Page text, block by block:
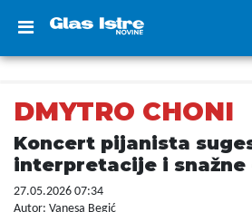
DMYTRO CHONI
Koncert pijanista
interpretacije i snažne
27.05.2026 07:34
Autor: Vanesa Begić